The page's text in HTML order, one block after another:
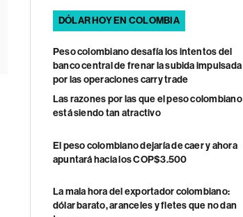
DÓLAR HOY EN COLOMBIA
Peso colombiano desafía los intentos del
banco central de frenar la subida impulsada
por las operaciones carry trade
Las razones por las que el peso colombiano
está siendo tan atractivo
El peso colombiano dejaría de caer y ahora
apuntará hacia los COP$3.500
La mala hora del exportador colombiano:
dólar barato, aranceles y fletes que no dan